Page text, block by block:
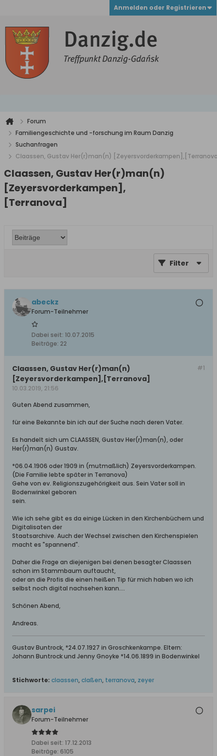
Anmelden oder Registrieren
Forum
Familiengeschichte und -forschung im Raum Danzig
Suchanfragen
Claassen, Gustav Her(r)man(n)
Claassen, Gustav Her(r)man(n)
[Zeyersvorderkampen],
[Terranova]
Filter
abeckz
Forum-Teilnehmer
Dabei seit: 10.07.2015
Beiträge: 22
#1
Claassen, Gustav Her(r)man(n)
[Zeyersvorderkampen],[Terranova]
10.03.2019, 21:56
Guten Abend zusammen,
für eine Bekannte bin ich auf der Suche nach deren Vater.
Es handelt sich um CLAASSEN, Gustav Her(r)man(n), oder
Her(r)man(n) Gustav.
*06.04.1906 oder 1909 in (mutmaßlich) Zeyersvorderkampen.
(Die Familie lebte später in Terranova)
Gehe von ev. Religionszugehörigkeit aus. Sein Vater soll in
Bodenwinkel geboren
sein.
Wie ich sehe gibt es da einige Lücken in den Kirchenbüchern und
Digitalisaten der
Staatsarchive. Auch der Wechsel zwischen den Kirchenspielen
macht es "spannend".
Daher die Frage an diejenigen bei denen besagter Claassen
schon im Stammbaum auftaucht,
oder an die Profis die einen heißen Tip für mich haben wo ich
selbst noch digital nachsehen kann....
Schönen Abend,
Andreas.
Gustav Buntrock, *24.07.1927 in Groschkenkampe. Eltern:
Johann Buntrock und Jenny Gnoyke *14.06.1899 in Bodenwinkel
Stichworte: claassen, claßen, terranova, zeyer
sarpei
Forum-Teilnehmer
Dabei seit: 17.12.2013
Beiträge: 6105